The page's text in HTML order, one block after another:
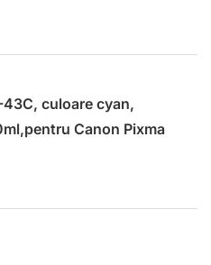
culoare cyan,
Canon Pixma